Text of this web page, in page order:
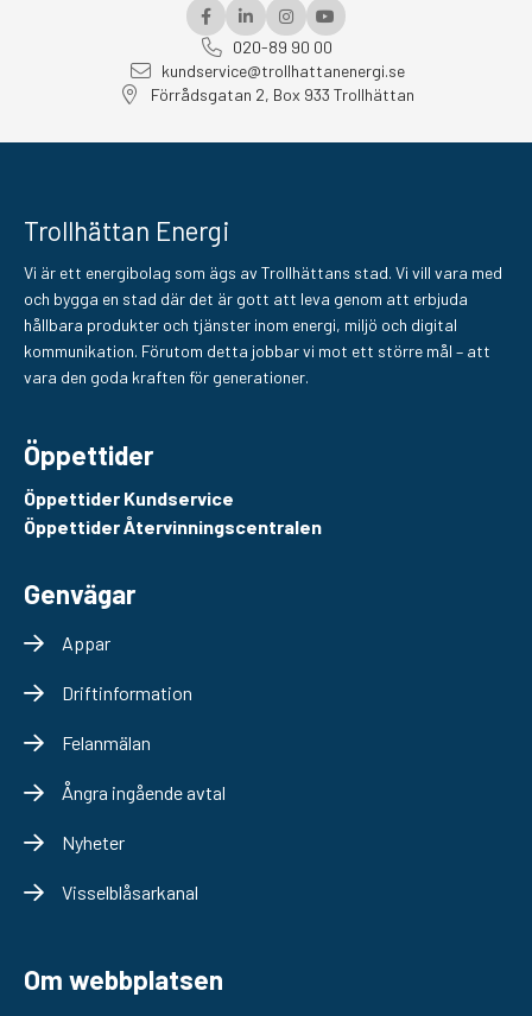
020-89 90 00
kundservice@trollhattanenergi.se
Förrådsgatan 2, Box 933 Trollhättan
Trollhättan Energi
Vi är ett energibolag som ägs av Trollhättans stad. Vi vill vara med
och bygga en stad där det är gott att leva genom att erbjuda
hållbara produkter och tjänster inom energi, miljö och digital
kommunikation. Förutom detta jobbar vi mot ett större mål – att
vara den goda kraften för generationer.
Öppettider
Öppettider Kundservice
Öppettider Återvinningscentralen
Genvägar
Appar
Driftinformation
Felanmälan
Ångra ingående avtal
Nyheter
Visselblåsarkanal
Om webbplatsen